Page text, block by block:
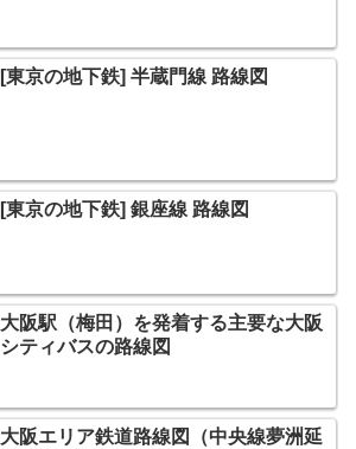
[東京の地下鉄] 半蔵門線 路線図
[東京の地下鉄] 銀座線 路線図
大阪駅（梅田）を発着する主要な大阪
シティバスの路線図
大阪エリア鉄道路線図（中央線夢洲延